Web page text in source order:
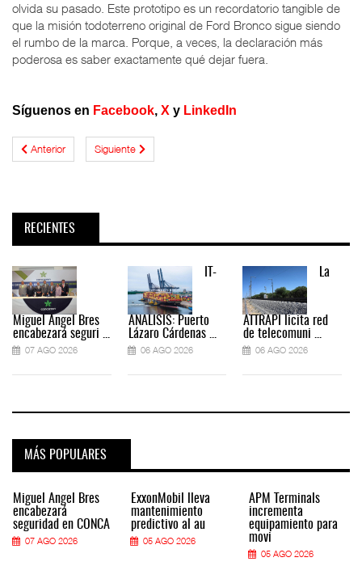
olvida su pasado. Este prototipo es un recordatorio tangible de
que la misión todoterreno original de Ford Bronco sigue siendo
el rumbo de la marca. Porque, a veces, la declaración más
poderosa es saber exactamente qué dejar fuera.
Síguenos en Facebook, X y LinkedIn
Anterior Siguiente
RECIENTES
Miguel Ángel Bres
encabezará seguri ...
07 AGO 2026
IT-
ANÁLISIS: Puerto
Lázaro Cárdenas ...
06 AGO 2026
La
ATTRAPI licita red
de telecomuni ...
06 AGO 2026
MÁS POPULARES
Miguel Ángel Bres
encabezará
seguridad en CONCA
07 AGO 2026
ExxonMobil lleva
mantenimiento
predictivo al au
05 AGO 2026
APM Terminals
incrementa
equipamiento para
movi
05 AGO 2026